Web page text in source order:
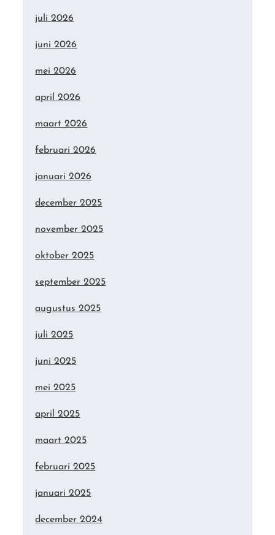
juli 2026
juni 2026
mei 2026
april 2026
maart 2026
februari 2026
januari 2026
december 2025
november 2025
oktober 2025
september 2025
augustus 2025
juli 2025
juni 2025
mei 2025
april 2025
maart 2025
februari 2025
januari 2025
december 2024